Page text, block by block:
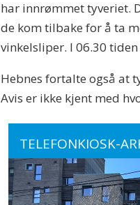
har innrømmet tyveriet.
de kom tilbake for å ta
vinkelsliper. I 06.30
Hebnes fortalte også at
Avis er ikke kjent med
TELEFONKIOSK-